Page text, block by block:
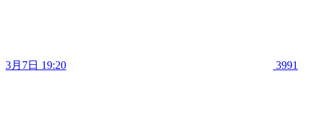
3月7日 19:20 3991